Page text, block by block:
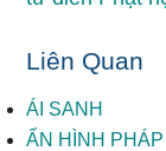
Liên Quan
ÁI SANH
ẨN HÌNH PHÁP